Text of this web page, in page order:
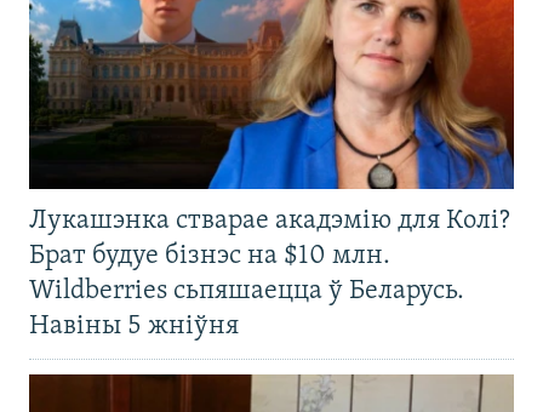
Лукашэнка стварае акадэмію для Колі?
Брат будуе бізнэс на $10 млн.
Wildberries сьпяшаецца ў Беларусь.
Навіны 5 жніўня